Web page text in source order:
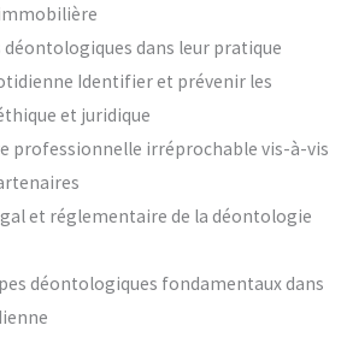
déontologiques dans leur pratique
Identifier et prévenir les
et juridique
professionnelle irréprochable vis-à-vis
et réglementaire de la déontologie
déontologiques fondamentaux dans